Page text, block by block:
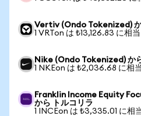
Vertiv (Ondo Tokenized) か
1 VRTon は ₺13,126.83 に相当
Nike (Ondo Tokenized) か
1 NKEon は ₺2,036.68 に相当
Franklin Income Equity
から トルコリラ
1 INCEon は ₺3,335.01 に相